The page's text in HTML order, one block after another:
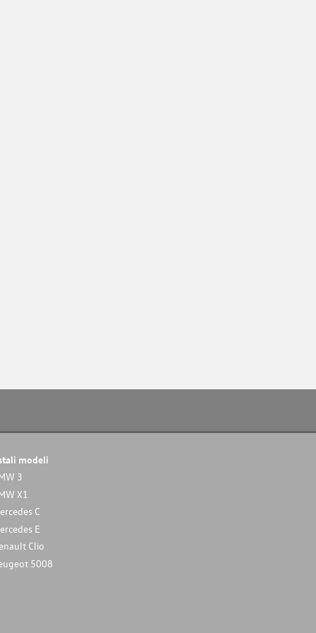
modeli
3
X1
C
E
Clio
5008